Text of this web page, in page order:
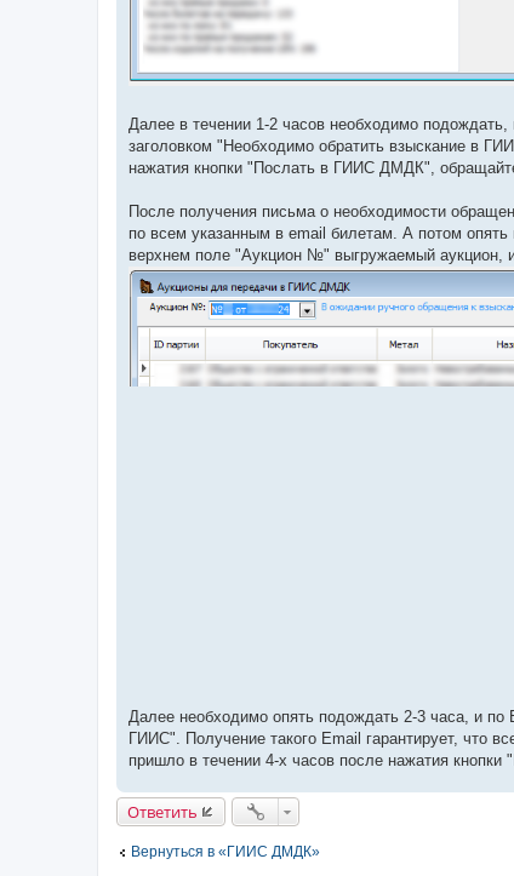
Далее в течении 1-2 часов необходимо
заголовком "Необходимо обратить взыскание в
нажатия кнопки "Послать в ГИИС ДМДК",
После получения письма о необходимости
по всем указанным в email билетам. А потом
верхнем поле "Аукцион №" выгружаемый аукцион,
Далее необходимо опять подождать 2-3 часа, и
ГИИС". Получение такого Email гарантирует, что
пришло в течении 4-х часов после нажатия
Ответить
Вернуться в «ГИИС ДМДК»